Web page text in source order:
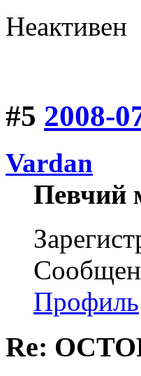
Неактивен
#5 2008-
Vardan
Певчий
Профиль
Re: